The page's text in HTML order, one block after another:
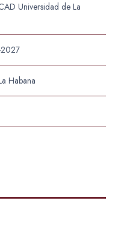
Universidad de La
Habana